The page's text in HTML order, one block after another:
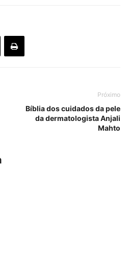
Próximo
Bíblia dos cuidados da pele
da dermatologista Anjali
Mahto